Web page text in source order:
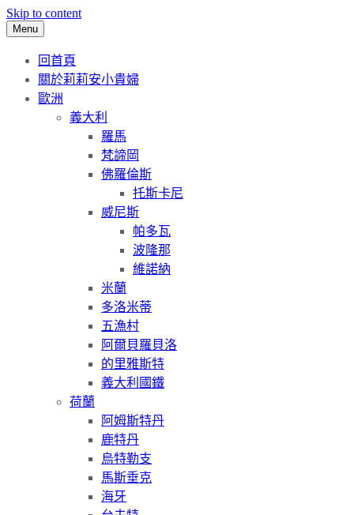
Skip to content
Menu
回首頁
關於莉莉安小貴婦
歐洲
義大利
羅馬
梵諦岡
佛羅倫斯
托斯卡尼
威尼斯
帕多瓦
波隆那
維諾納
米蘭
多洛米蒂
五漁村
阿爾貝羅貝洛
的里雅斯特
義大利國鐵
荷蘭
阿姆斯特丹
鹿特丹
烏特勒支
馬斯垂克
海牙